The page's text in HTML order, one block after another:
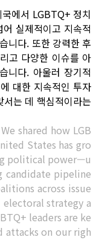
에서 LGBTQ+ 정치
어 실제적이고 지속적
니다. 또한 강력한 후
고 다양한 이슈를 아
니다. 아울러 장기적
대한 지속적인 투자
는 데 핵심적이라는
shared how LGB
States has gro
political power—u
candidate pipeline
across issue
strategy a
leaders are ke
attacks on our righ